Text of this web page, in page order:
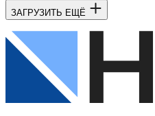
ЗАГРУЗИТЬ ЕЩЁ